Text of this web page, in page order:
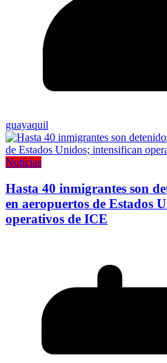
guayaquil
Noticias
Hasta 40 inmigrantes son
en aeropuertos de Estados
operativos de ICE